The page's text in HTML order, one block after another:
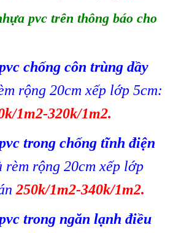
pvc trên thông báo cho
chống côn trùng dầy
rộng 20cm xếp lớp 5cm:
1m2-320k/1m2.
trong chống tĩnh điện
rèm rộng 20cm xếp lớp
250k/1m2-340k/1m2.
trong ngăn lạnh điều